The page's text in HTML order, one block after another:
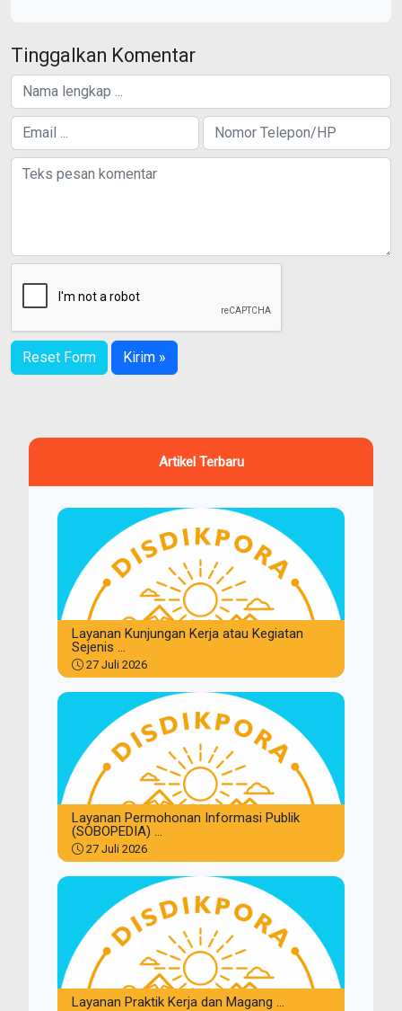
Tinggalkan Komentar
Reset Form Kirim »
Artikel Terbaru
Layanan Kunjungan Kerja atau Kegiatan
Sejenis ...
27 Juli 2026
Layanan Permohonan Informasi Publik
(SOBOPEDIA) ...
27 Juli 2026
Layanan Praktik Kerja dan Magang ...